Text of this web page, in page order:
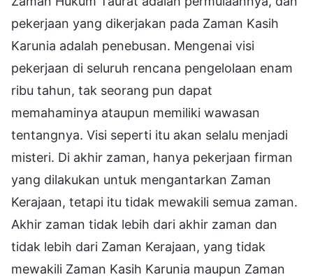
pekerjaan yang dikerjakan pada Zaman Kasih
Karunia adalah penebusan. Mengenai visi
pekerjaan di seluruh rencana pengelolaan enam
ribu tahun, tak seorang pun dapat
memahaminya ataupun memiliki wawasan
tentangnya. Visi seperti itu akan selalu menjadi
misteri. Di akhir zaman, hanya pekerjaan firman
yang dilakukan untuk mengantarkan Zaman
Kerajaan, tetapi itu tidak mewakili semua zaman.
Akhir zaman tidak lebih dari akhir zaman dan
tidak lebih dari Zaman Kerajaan, yang tidak
mewakili Zaman Kasih Karunia maupun Zaman